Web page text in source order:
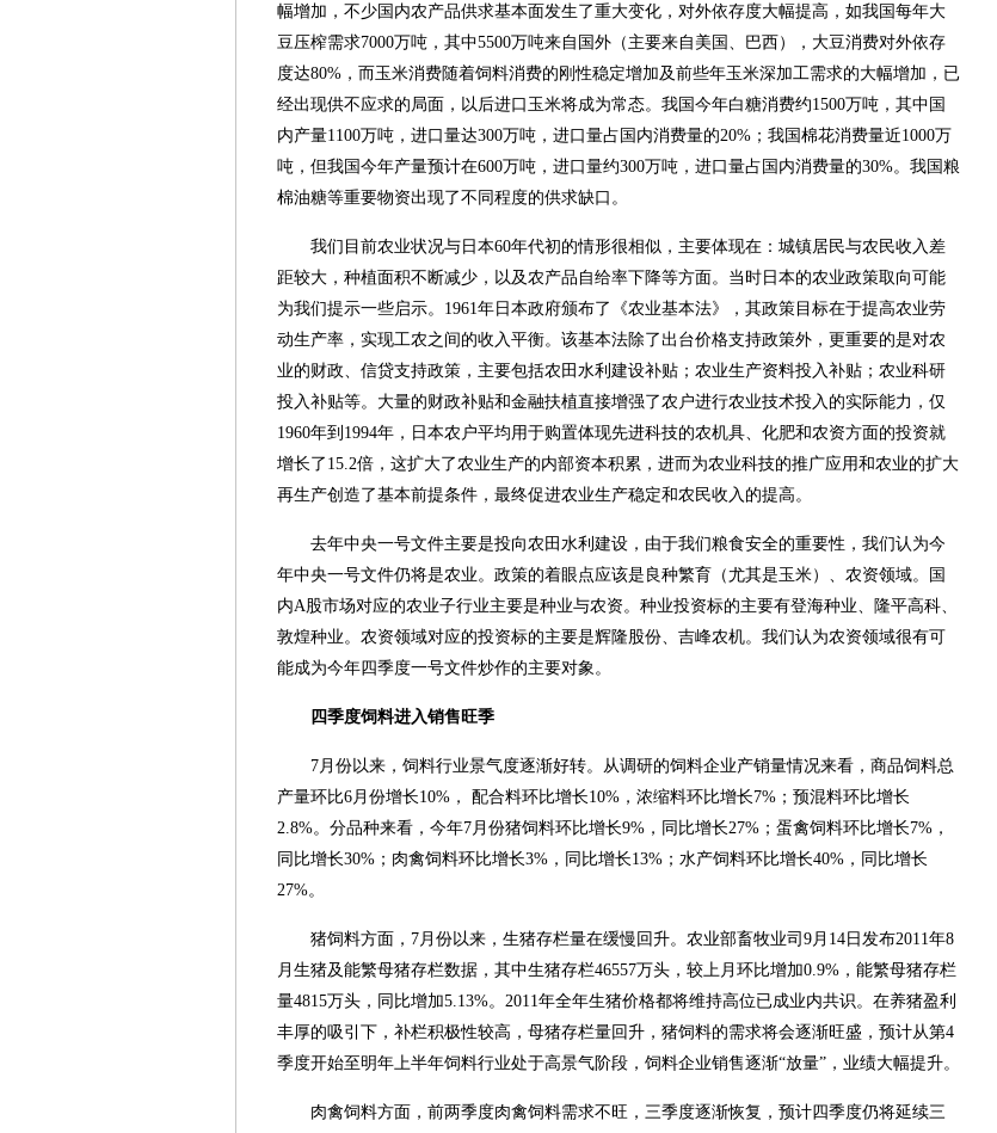
幅增加，不少国内农产品供求基本面发生了重大变化，对外依存度大幅提高，如我国每年大
豆压榨需求7000万吨，其中5500万吨来自国外（主要来自美国、巴西），大豆消费对外依存
度达80%，而玉米消费随着饲料消费的刚性稳定增加及前些年玉米深加工需求的大幅增加，已
经出现供不应求的局面，以后进口玉米将成为常态。我国今年白糖消费约1500万吨，其中国
内产量1100万吨，进口量达300万吨，进口量占国内消费量的20%；我国棉花消费量近1000万
吨，但我国今年产量预计在600万吨，进口量约300万吨，进口量占国内消费量的30%。我国粮
棉油糖等重要物资出现了不同程度的供求缺口。
我们目前农业状况与日本60年代初的情形很相似，主要体现在：城镇居民与农民收入差
距较大，种植面积不断减少，以及农产品自给率下降等方面。当时日本的农业政策取向可能
为我们提示一些启示。1961年日本政府颁布了《农业基本法》，其政策目标在于提高农业劳
动生产率，实现工农之间的收入平衡。该基本法除了出台价格支持政策外，更重要的是对农
业的财政、信贷支持政策，主要包括农田水利建设补贴；农业生产资料投入补贴；农业科研
投入补贴等。大量的财政补贴和金融扶植直接增强了农户进行农业技术投入的实际能力，仅
1960年到1994年，日本农户平均用于购置体现先进科技的农机具、化肥和农资方面的投资就
增长了15.2倍，这扩大了农业生产的内部资本积累，进而为农业科技的推广应用和农业的扩大
再生产创造了基本前提条件，最终促进农业生产稳定和农民收入的提高。
去年中央一号文件主要是投向农田水利建设，由于我们粮食安全的重要性，我们认为今
年中央一号文件仍将是农业。政策的着眼点应该是良种繁育（尤其是玉米）、农资领域。国
内A股市场对应的农业子行业主要是种业与农资。种业投资标的主要有登海种业、隆平高科、
敦煌种业。农资领域对应的投资标的主要是辉隆股份、吉峰农机。我们认为农资领域很有可
能成为今年四季度一号文件炒作的主要对象。
四季度饲料进入销售旺季
7月份以来，饲料行业景气度逐渐好转。从调研的饲料企业产销量情况来看，商品饲料总
产量环比6月份增长10%， 配合料环比增长10%，浓缩料环比增长7%；预混料环比增长
2.8%。分品种来看，今年7月份猪饲料环比增长9%，同比增长27%；蛋禽饲料环比增长7%，
同比增长30%；肉禽饲料环比增长3%，同比增长13%；水产饲料环比增长40%，同比增长
27%。
猪饲料方面，7月份以来，生猪存栏量在缓慢回升。农业部畜牧业司9月14日发布2011年8
月生猪及能繁母猪存栏数据，其中生猪存栏46557万头，较上月环比增加0.9%，能繁母猪存栏
量4815万头，同比增加5.13%。2011年全年生猪价格都将维持高位已成业内共识。在养猪盈利
丰厚的吸引下，补栏积极性较高，母猪存栏量回升，猪饲料的需求将会逐渐旺盛，预计从第4
季度开始至明年上半年饲料行业处于高景气阶段，饲料企业销售逐渐“放量”，业绩大幅提升。
肉禽饲料方面，前两季度肉禽饲料需求不旺，三季度逐渐恢复，预计四季度仍将延续三